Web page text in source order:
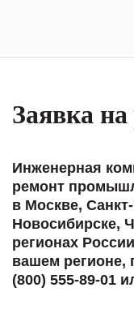
Заявка
Инженерная
ремонт
в Москве,
Новосибирске,
регионах
вашем регионе,
(800) 555-89-01